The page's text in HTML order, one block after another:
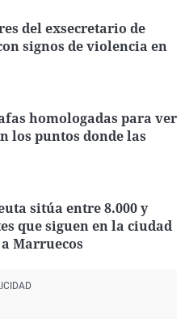
del exsecretario de
signos de violencia en
homologadas para ver
los puntos donde las
sitúa entre 8.000 y
que siguen en la ciudad
Marruecos